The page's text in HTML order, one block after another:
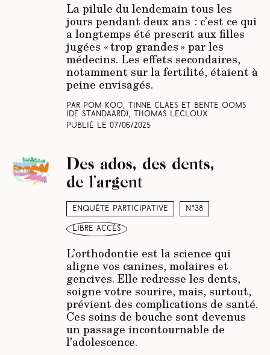
La pilule du lendemain tous les
jours pendant deux ans : c’est ce qui
a longtemps été prescrit aux filles
jugées « trop grandes » par les
médecins. Les effets secondaires,
notamment sur la fertilité, étaient à
peine envisagés.
Par Pom Koo, Tinne Claes et Bente Ooms
(De Standaard), Thomas Lecloux
Publié le 07/06/2025
Enquête participative N°38
libre accès
Des ados, des dents,
de l’argent
L’orthodontie est la science qui
aligne vos canines, molaires et
gencives. Elle redresse les dents,
soigne votre sourire, mais, surtout,
prévient des complications de santé.
Ces soins de bouche sont devenus
un passage incontournable de
l’adolescence.